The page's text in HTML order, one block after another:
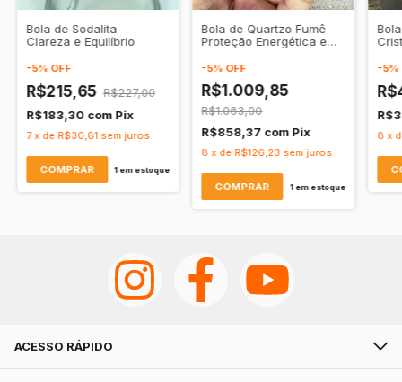
Bola de Sodalita -
Clareza e Equilíbrio
-5% OFF
R$215,65 R$227,00
R$183,30 com Pix
7 x de R$30,81 sem juros
1em estoque
Bola de Quartzo Fumê –
Proteção Energética e
-5% OFF
R$1.009,85
R$1.063,00
R$858,37 com Pix
8 x de R$126,23 sem juros
1em estoque
-5%
8 x
ACESSO RÁPIDO